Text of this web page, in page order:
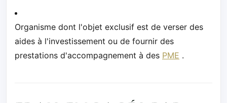
Organisme dont l'objet exclusif est de verser des
aides à l'investissement ou de fournir des
prestations d'accompagnement à des PME .